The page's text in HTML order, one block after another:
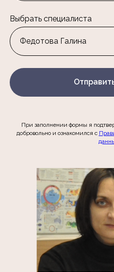
Выбрать специалиста
При заполнении формы я
добровольно и ознакомился c